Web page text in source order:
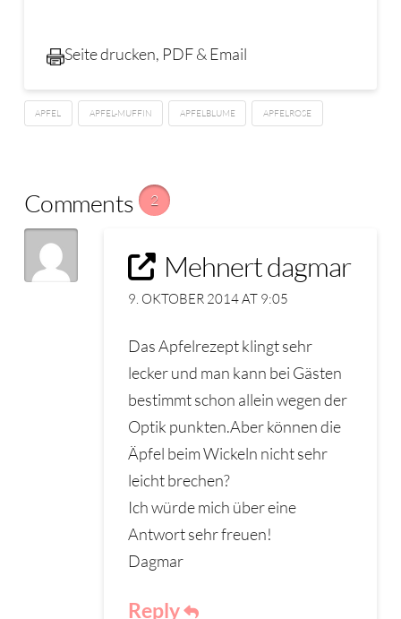
Seite drucken, PDF & Email
APFEL APFEL-MUFFIN APFELBLUME APFELROSE
Comments 2
Mehnert dagmar
9. OKTOBER 2014 AT 9:05
Das Apfelrezept klingt sehr
lecker und man kann bei Gästen
bestimmt schon allein wegen der
Optik punkten.Aber können die
Äpfel beim Wickeln nicht sehr
leicht brechen?
Ich würde mich über eine
Antwort sehr freuen!
Dagmar
Reply